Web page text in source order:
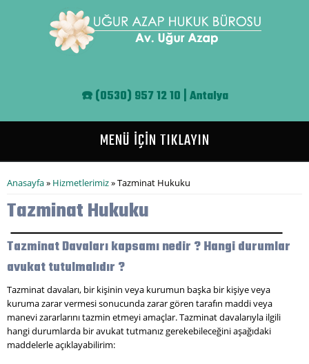
☎️(0530) 957 12 10 | Antalya
MENÜ İÇİN TIKLAYIN
Buradasınız
Anasayfa» Hizmetlerimiz» Tazminat Hukuku
Tazminat Hukuku
Tazminat Davaları kapsamı nedir ? Hangi durumlar
avukat tutulmalıdır ?
Tazminat davaları, bir kişinin veya kurumun başka bir kişiye veya
kuruma zarar vermesi sonucunda zarar gören tarafın maddi veya
manevi zararlarını tazmin etmeyi amaçlar. Tazminat davalarıyla ilgili
hangi durumlarda bir avukat tutmanız gerekebileceğini aşağıdaki
maddelerle açıklayabilirim: